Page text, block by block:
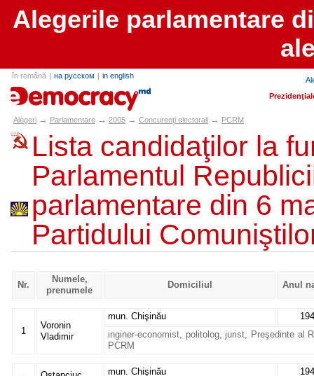
Alegerile parlamentare
în română | на русском | in english
alegeri.md
Alegeri → Parlamentare → 2005 → Concurenţi electorali → PCRM
Lista candidaţilor la
Parlamentul
parlamentare din 6
Partidului
Nr.
Numele,
prenumele
Domiciliul Anul
1
Voronin
Vladimir
mun. Chişinău
inginer-economist, politolog, jurist, Preşedinte al
PCRM
mun. Chişinău